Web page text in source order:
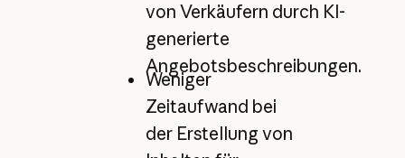
von Verkäufern durch KI-
generierte
Angebotsbeschreibungen.
Weniger
Zeitaufwand bei
der Erstellung von